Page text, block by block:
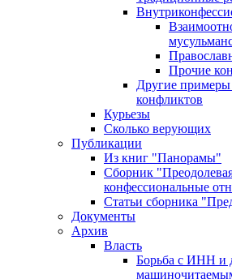
Прочие
Другие примеры
конфликтов
Курьезы
Сколько верующих
Публикации
Из книг "Панорамы"
Сборник
конфессиональные
Статьи сборника
Документы
Архив
Власть
Борьба с ИНН и